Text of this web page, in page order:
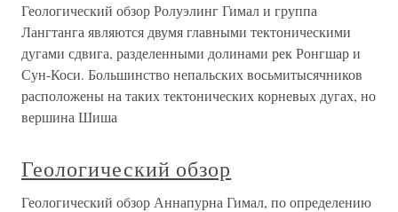
Геологический обзор Ролуэлинг Гимал и группа
Лангтанга являются двумя главными тектоническими
дугами сдвига, разделенными долинами рек Ронгшар и
Сун-Коси. Большинство непальских восьмитысячников
расположены на таких тектонических корневых дугах, но
вершина Шиша
Геологический обзор
Геологический обзор Аннапурна Гимал, по определению